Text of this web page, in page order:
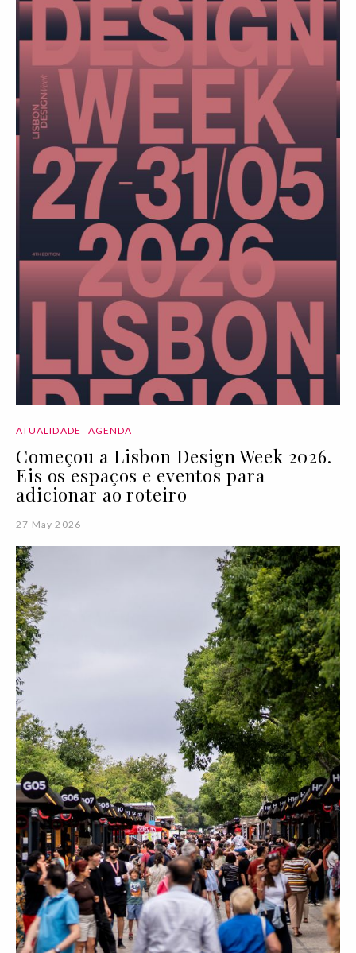
ATUALIDADE AGENDA
Começou a Lisbon Design Week 2026.
Eis os espaços e eventos para
adicionar ao roteiro
27 May 2026